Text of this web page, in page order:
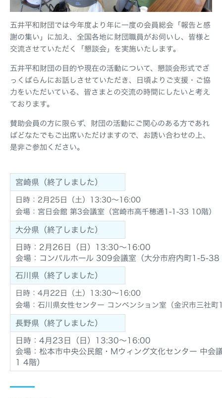
五井平和財団では今年度より年に一度の会員総会「報告と感
謝の集い」に加え、全国各地に財団職員がお伺いし、皆様と
交流させていただく「懇談会」を実施いたします。
五井平和財団の目的や現在の活動について、懇談会形式でざ
っくばらんにお話しさせていただき、日頃よりご支援・ご協
力をいただいている、皆さまとの交流の時間にしたいと考え
ております。
賛助会員の方に限らず、財団の活動にご関心のある方であれ
ばどなたでもご出席いただけますので、お誘い合わせの上、
是非ご参加ください。
宮崎県（終了しました）
日時：2月25日（土）13:30～16:00
会場：宮日会館 第3会議室（宮崎市高千穂通1-1-33 10階）
大分県（終了しました）
日時：2月26日（日）13:30～16:00
会場：コンパルホール 309会議室（大分市府内町1-5-38
石川県 （終了しました）
日時：4月22日（土）13:30～16:00
会場：石川県女性センター コンベンション室（金沢市三社
長野県 （終了しました）
日時：4月23日（日）13:30～16:00
会場：松本市中央公民館・Mウィング文化センター 中
1 4階）